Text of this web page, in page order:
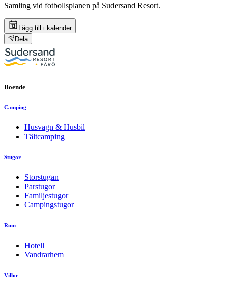
Samling vid fotbollsplanen på Sudersand Resort.
Lägg till i kalender
Dela
Boende
Camping
Husvagn & Husbil
Tältcamping
Stugor
Storstugan
Parstugor
Familjestugor
Campingstugor
Rum
Hotell
Vandrarhem
Villor